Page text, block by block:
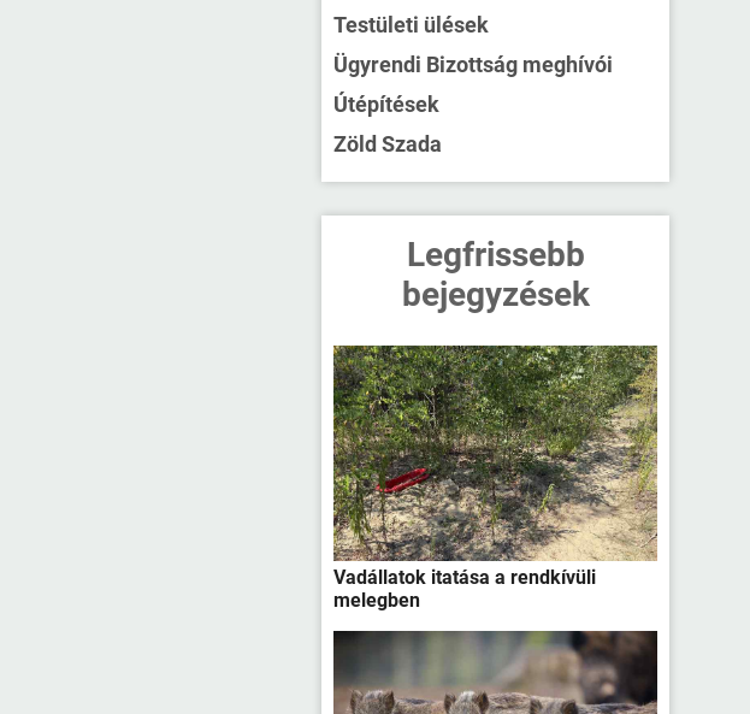
Testületi ülések
Ügyrendi Bizottság meghívói
Útépítések
Zöld Szada
Legfrissebb
bejegyzések
Vadállatok itatása a rendkívüli
melegben